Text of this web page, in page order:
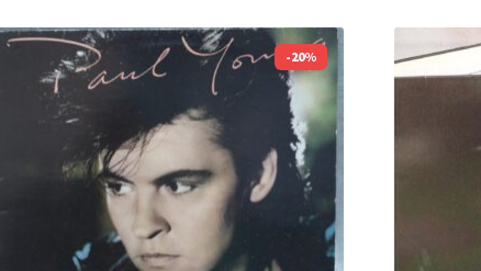
-20%